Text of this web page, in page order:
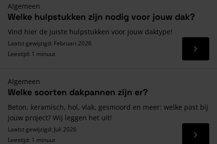
Algemeen
Welke hulpstukken zijn nodig voor jouw dak?
Vind hier de juiste hulpstukken voor jouw daktype!
Laatst gewijzigd: Februari 2026
Leestijd: 1 minuut
Lees
Algemeen
Welke soorten dakpannen zijn er?
Beton, keramisch, hol, vlak, gesmoord en meer: welke past bij
jouw project? Wij leggen het uit!
Laatst gewijzigd: Juli 2026
Leestijd: 1 minuut
Lees